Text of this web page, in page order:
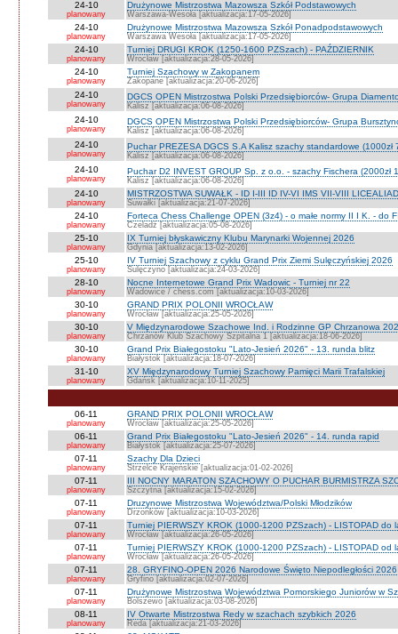
24-10
planowany
Drużynowe Mistrzostwa Mazowsza Szkół Podstawowych
Warszawa-Wesoła [aktualizacja:17-05-2026]
24-10
planowany
Drużynowe Mistrzostwa Mazowsza Szkół Ponadpodstawowych
Warszawa Wesoła [aktualizacja:17-05-2026]
24-10
planowany
Turniej DRUGI KROK (1250-1600 PZSzach) - PAŹDZIERNIK
Wrocław [aktualizacja:28-05-2026]
24-10
planowany
Turniej Szachowy w Zakopanem
Zakopane [aktualizacja:20-06-2026]
24-10
planowany
DGCS OPEN Mistrzostwa Polski Przedsiębiorców- Grupa
Kalisz [aktualizacja:06-08-2026]
24-10
planowany
DGCS OPEN Mistrzostwa Polski Przedsiębiorców- Grupa
Kalisz [aktualizacja:06-08-2026]
24-10
planowany
Puchar PREZESA DGCS S.A Kalisz szachy standardowe (1000zł
Kalisz [aktualizacja:06-08-2026]
24-10
planowany
Puchar D2 INVEST GROUP Sp. z o.o. - szachy Fischera (2000zł
Kalisz [aktualizacja:06-08-2026]
24-10
planowany
MISTRZOSTWA SUWAŁK - ID I-III ID IV-VI IMS VII-VIII
Suwałki [aktualizacja:21-07-2026]
24-10
planowany
Forteca Chess Challenge OPEN (3z4) - o małe normy II I K. - do
Czeladź [aktualizacja:05-08-2026]
25-10
planowany
IX Turniej błyskawiczny Klubu Marynarki Wojennej 2026
Gdynia [aktualizacja:13-02-2026]
25-10
planowany
IV Turniej Szachowy z cyklu Grand Prix Ziemi Sulęczyńskiej 2026
Sulęczyno [aktualizacja:24-03-2026]
28-10
planowany
Nocne Internetowe Grand Prix Wadowic - Turniej nr 22
Wadowice / chess.com [aktualizacja:10-03-2026]
30-10
planowany
GRAND PRIX POLONII WROCŁAW
Wrocław [aktualizacja:25-05-2026]
30-10
planowany
V Międzynarodowe Szachowe Ind. i Rodzinne GP Chrzanowa
Chrzanów Klub Szachowy Szpitalna 1 [aktualizacja:18-06-2026]
30-10
planowany
Grand Prix Białegostoku "Lato-Jesień 2026" - 13. runda blitz
Białystok [aktualizacja:18-07-2026]
31-10
planowany
XV Międzynarodowy Turniej Szachowy Pamięci Marii Trafalskiej
Gdańsk [aktualizacja:10-11-2025]
06-11
planowany
GRAND PRIX POLONII WROCŁAW
Wrocław [aktualizacja:25-05-2026]
06-11
planowany
Grand Prix Białegostoku "Lato-Jesień 2026" - 14. runda rapid
Białystok [aktualizacja:25-07-2026]
07-11
planowany
Szachy Dla Dzieci
Strzelce Krajeńskie [aktualizacja:01-02-2026]
07-11
planowany
III NOCNY MARATON SZACHOWY O PUCHAR BURMISTRZA
Szczytna [aktualizacja:15-02-2026]
07-11
planowany
Druzynowe Mistrzostwa Województwa/Polski Młodzików
Drzonków [aktualizacja:10-03-2026]
07-11
planowany
Turniej PIERWSZY KROK (1000-1200 PZSzach) - LISTOPAD do
Wrocław [aktualizacja:26-05-2026]
07-11
planowany
Turniej PIERWSZY KROK (1000-1200 PZSzach) - LISTOPAD od
Wrocław [aktualizacja:26-05-2026]
07-11
planowany
28. GRYFINO-OPEN 2026 Narodowe Święto Niepodległości 2026
Gryfino [aktualizacja:02-07-2026]
07-11
planowany
Drużynowe Mistrzostwa Województwa Pomorskiego Juniorów w
Bolszewo [aktualizacja:03-08-2026]
08-11
planowany
IV Otwarte Mistrzostwa Redy w szachach szybkich 2026
Reda [aktualizacja:21-03-2026]